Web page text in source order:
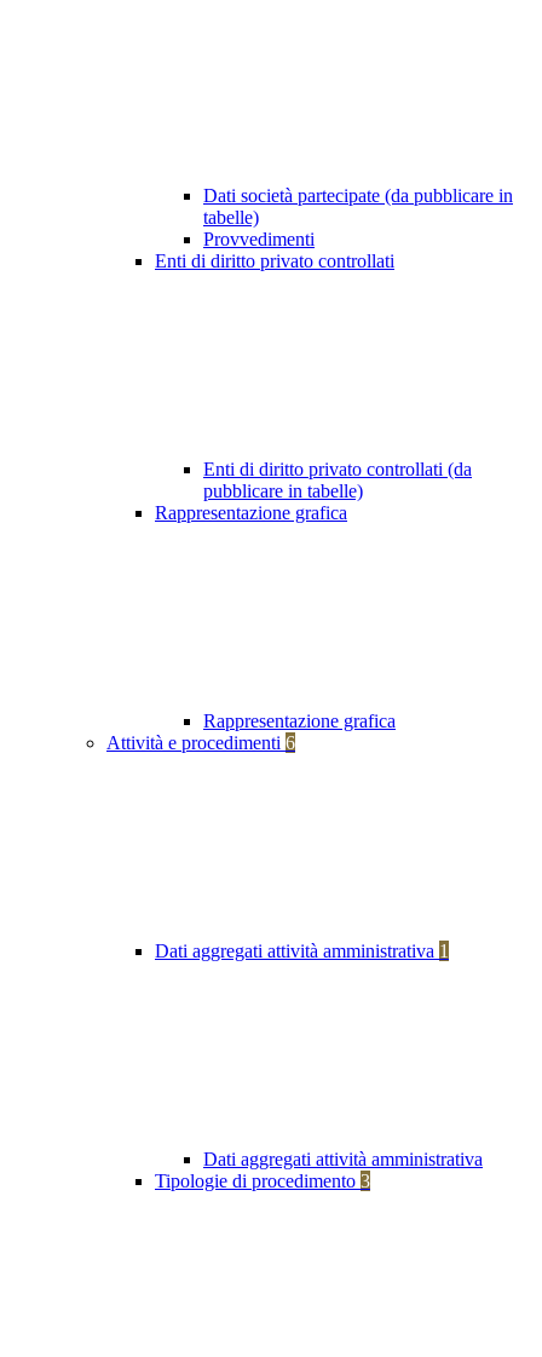
Dati società partecipate (da pubblicare in
tabelle)
Provvedimenti
Enti di diritto privato controllati
Enti di diritto privato controllati (da
pubblicare in tabelle)
Rappresentazione grafica
Rappresentazione grafica
Attività e procedimenti 6
Dati aggregati attività amministrativa 1
Dati aggregati attività amministrativa
Tipologie di procedimento 3